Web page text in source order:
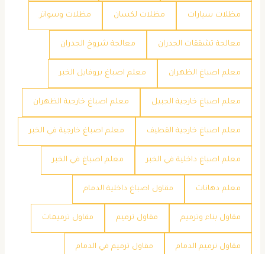
مظلات سيارات مظلات لكسان مظلات وسواتر
معالجة تشققات الجدران معالجة شروخ الجدران
معلم اصباغ الظهران معلم اصباغ بروفايل الخبر
معلم اصباغ خارجية الجبيل معلم اصباغ خارجية الظهران
معلم اصباغ خارجية القطيف معلم اصباغ خارجية في الخبر
معلم اصباغ داخلية في الخبر معلم اصباغ في الخبر
معلم دهانات مقاول اصباغ داخلية الدمام
مقاول بناء وترميم مقاول ترميم مقاول ترميمات
مقاول ترميم الدمام مقاول ترميم في الدمام